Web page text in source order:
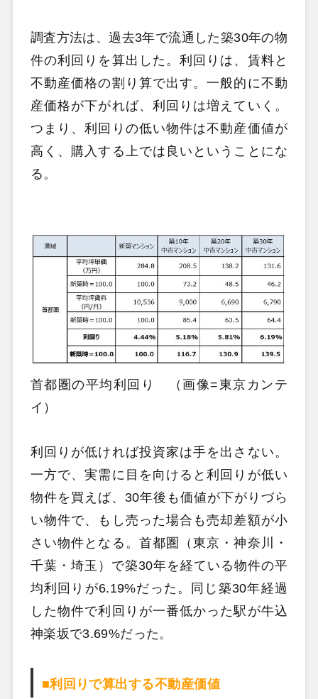
調査方法は、過去3年で流通した築30年の物
件の利回りを算出した。利回りは、賃料と
不動産価格の割り算で出す。一般的に不動
産価格が下がれば、利回りは増えていく。
つまり、利回りの低い物件は不動産価値が
高く、購入する上では良いということにな
る。
首都圏の平均利回り （画像=東京カンテ
イ）
利回りが低ければ投資家は手を出さない。
一方で、実需に目を向けると利回りが低い
物件を買えば、30年後も価値が下がりづら
い物件で、もし売った場合も売却差額が小
さい物件となる。首都圏（東京・神奈川・
千葉・埼玉）で築30年を経ている物件の平
均利回りが6.19%だった。同じ築30年経過
した物件で利回りが一番低かった駅が牛込
神楽坂で3.69%だった。
■利回りで算出する不動産価値